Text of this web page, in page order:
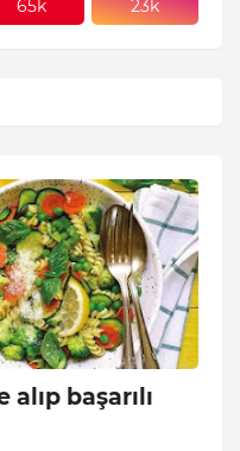
65k 23k
başarılı